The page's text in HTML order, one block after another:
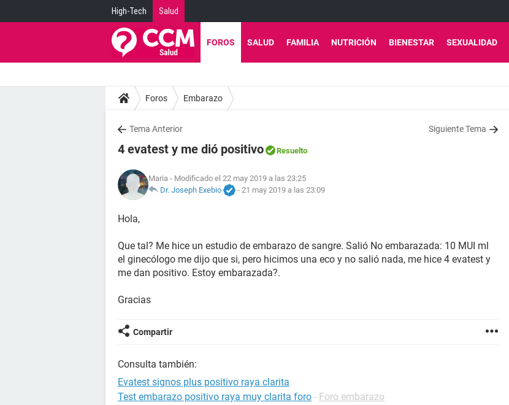
High-Tech Salud
FOROS SALUD FAMILIA NUTRICIÓN BIENESTAR SEXUALIDAD
Foros Embarazo
Tema Anterior Siguiente Tema
4 evatest y me dió positivo Resuelto
Maria - Modificado el 22 may 2019 a las 23:25
Dr. Joseph Exebio
- 21 may 2019 a las 23:09
Hola,
Que tal? Me hice un estudio de embarazo de sangre. Salió No embarazada: 10 MUI ml
el ginecólogo me dijo que si, pero hicimos una eco y no salió nada, me hice 4 evatest y
me dan positivo. Estoy embarazada?.
Gracias
Compartir
Consulta también:
Evatest signos plus positivo raya clarita
Test embarazo positivo raya muy clarita foro - Foro embarazo